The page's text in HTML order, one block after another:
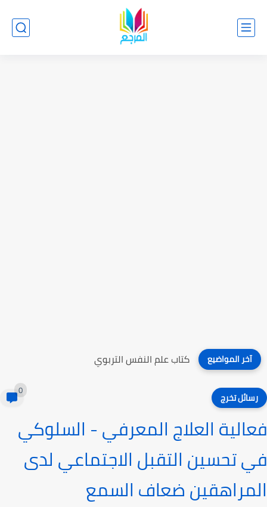
آخر المواضيع كتاب علم النفس التربوي
رسائل تخرج 0
فعالية العلاج المعرفي - السلوكي
في تحسين التقبل الاجتماعي لدى
المراهقين ضعاف السمع